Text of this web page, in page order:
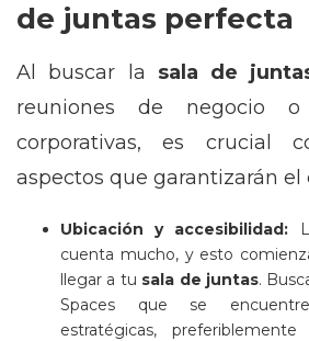
de juntas perfecta
Al buscar la sala de
reuniones de negocio o
corporativas, es crucial
aspectos que garantizarán el
Ubicación y accesibilidad:
cuenta mucho, y esto
llegar a tu sala de juntas.
Spaces que se
estratégicas,